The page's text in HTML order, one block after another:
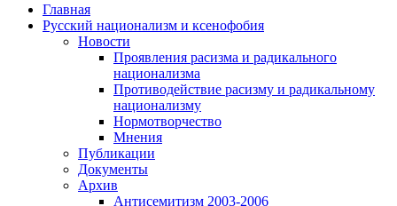
Главная
Русский национализм и ксенофобия
Новости
Проявления расизма и радикального
национализма
Противодействие расизму и радикальному
национализму
Нормотворчество
Мнения
Публикации
Документы
Архив
Антисемитизм 2003-2006